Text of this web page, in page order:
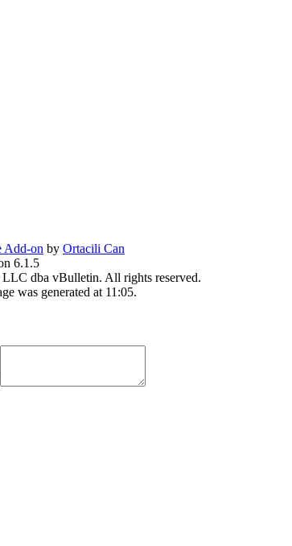
Add-on by Ortacili Can
6.1.5
dba vBulletin. All rights reserved.
was generated at 11:05.